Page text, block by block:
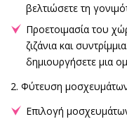
βελτιώσετε τη
Προετοιμασία του
ζιζάνια και
δημιουργήσετε μια
2. Φύτευση
Επιλογή